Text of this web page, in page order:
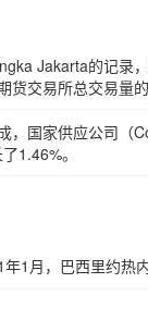
Jakarta的记录
货交易所总交易量的
，国家供应公司（
1.46%。
1月，巴西里约热